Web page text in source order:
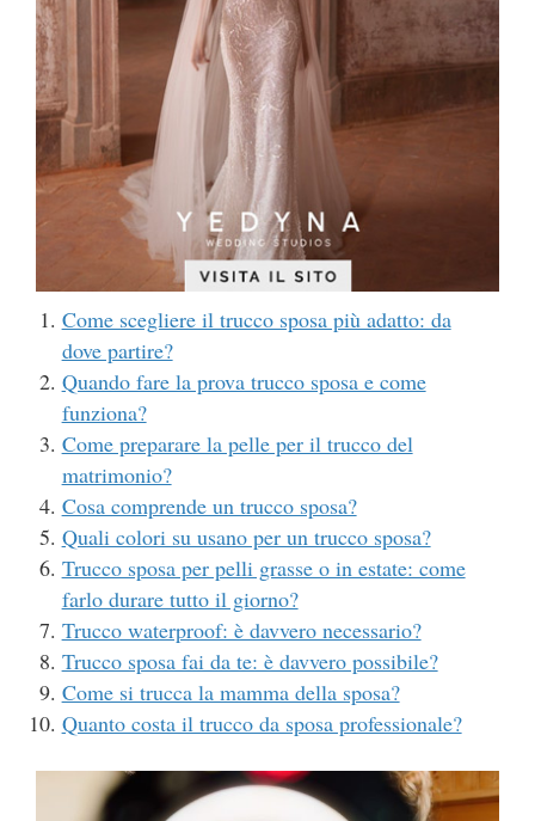
Come scegliere il trucco sposa più adatto: da
dove partire?
Quando fare la prova trucco sposa e come
funziona?
Come preparare la pelle per il trucco del
matrimonio?
Cosa comprende un trucco sposa?
Quali colori su usano per un trucco sposa?
Trucco sposa per pelli grasse o in estate: come
farlo durare tutto il giorno?
Trucco waterproof: è davvero necessario?
Trucco sposa fai da te: è davvero possibile?
Come si trucca la mamma della sposa?
Quanto costa il trucco da sposa professionale?